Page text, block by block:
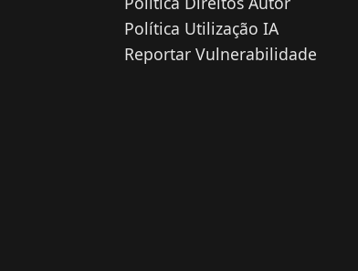
Política Utilização IA
Reportar Vulnerabilidade